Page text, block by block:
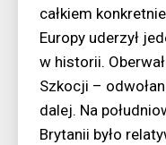
całkiem
Europy uderzył
w historii.
Szkocji –
dalej. Na
Brytanii było